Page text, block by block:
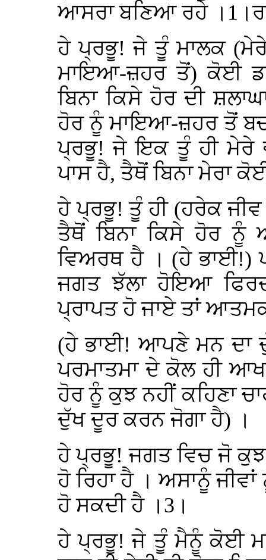
ਆਸਰਾ ਬਣਿਆ ਰਹੇ
ਹੇ ਪ੍ਰਭੂ! ਜੇ ਤੂੰ ਮਾਲਕ
ਮਾਇਆ-ਜ਼ਹਰ ਤੋਂ) ਕੋਈ
ਬਿਨਾ ਕਿਸੇ ਹੋਰ ਦੀ
ਹੋਰ ਨੂੰ ਮਾਇਆ-ਜ਼ਹਰ ਤੋਂ
ਪ੍ਰਭੂ! ਜੇ ਇਕ ਤੂੰ ਹੀ ਮੇਰੇ
ਪਾਸ ਹੈ, ਤੈਥੋਂ ਬਿਨਾ ਮੇਰਾ
ਹੇ ਪ੍ਰਭੂ! ਤੂੰ ਹੀ (ਹਰੇਕ ਜੀਵ
ਤੈਥੋਂ ਬਿਨਾ ਕਿਸੇ ਹੋਰ ਨੂੰ
ਵਿਅਰਥ ਹੈ । (ਹੇ ਭਾਈ!)
ਜਗਤ ਝੱਲਾ ਹੋਇਆ
ਪ੍ਰਾਪਤ ਹੋ ਜਾਏ ਤਾਂ
(ਹੇ ਭਾਈ! ਆਪਣੇ ਮਨ ਦਾ
ਪਰਮਾਤਮਾ ਦੇ ਕੋਲ ਹੀ
ਹੋਰ ਨੂੰ ਕੁਝ ਨਹੀਂ ਕਹਿਣਾ
ਦੁੱਖ ਦੂਰ ਕਰਨ ਜੋਗਾ ਹੈ) ।
ਹੇ ਪ੍ਰਭੂ! ਜਗਤ ਵਿਚ ਜੋ ਕੁਝ
ਹੋ ਰਿਹਾ ਹੈ । ਅਸਾਨੂੰ
ਹੋ ਸਕਦੀ ਹੈ ।3।
ਹੇ ਪ੍ਰਭੂ! ਜੇ ਤੂੰ ਮੈਨੂੰ ਕੋਈ